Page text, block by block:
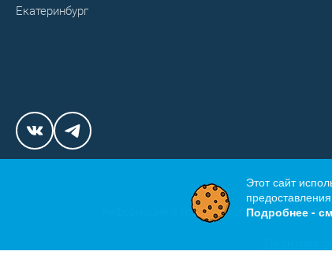
Екатеринбург
Информация о товарах, услугах и ценах,
Этот сайт
Подробнее -